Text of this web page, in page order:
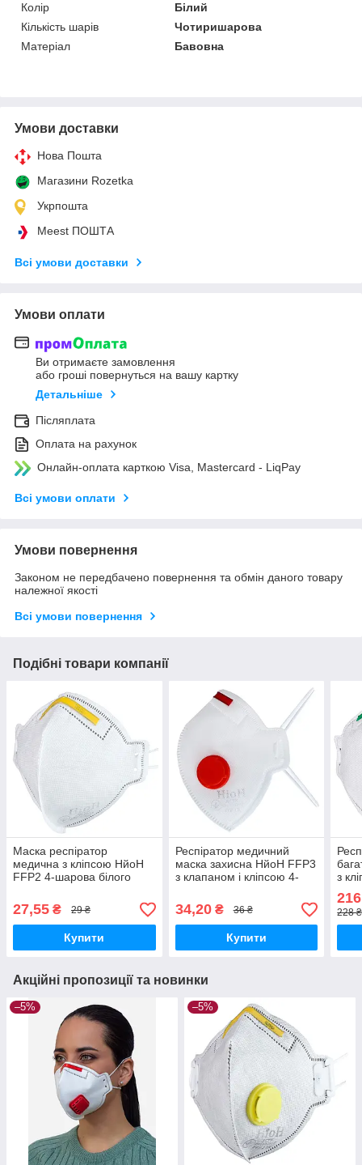
Колір
Білий
Кількість шарів
Чотиришарова
Матеріал
Бавовна
Умови доставки
Нова Пошта
Магазини Rozetka
Укрпошта
Meest ПОШТА
Всі умови доставки
Умови оплати
Ви отримаєте замовлення
або гроші повернуться на вашу картку
Детальніше
Післяплата
Оплата на рахунок
Онлайн-оплата карткою Visa, Mastercard - LiqPay
Всі умови оплати
Умови повернення
Законом не передбачено повернення та обмін даного товару
належної якості
Всі умови повернення
Подібні товари компанії
Маска респіратор
медична з кліпсою НйоН
FFP2 4-шарова білого
27,55 ₴ 29 ₴
Купити
Респіратор медичний
маска захисна НйоН FFP3
з клапаном і кліпсою 4-
(Red valve 01)
34,20₴ 36 ₴
Купити
з
10
228
Акційні пропозиції та новинки
–5% –5%